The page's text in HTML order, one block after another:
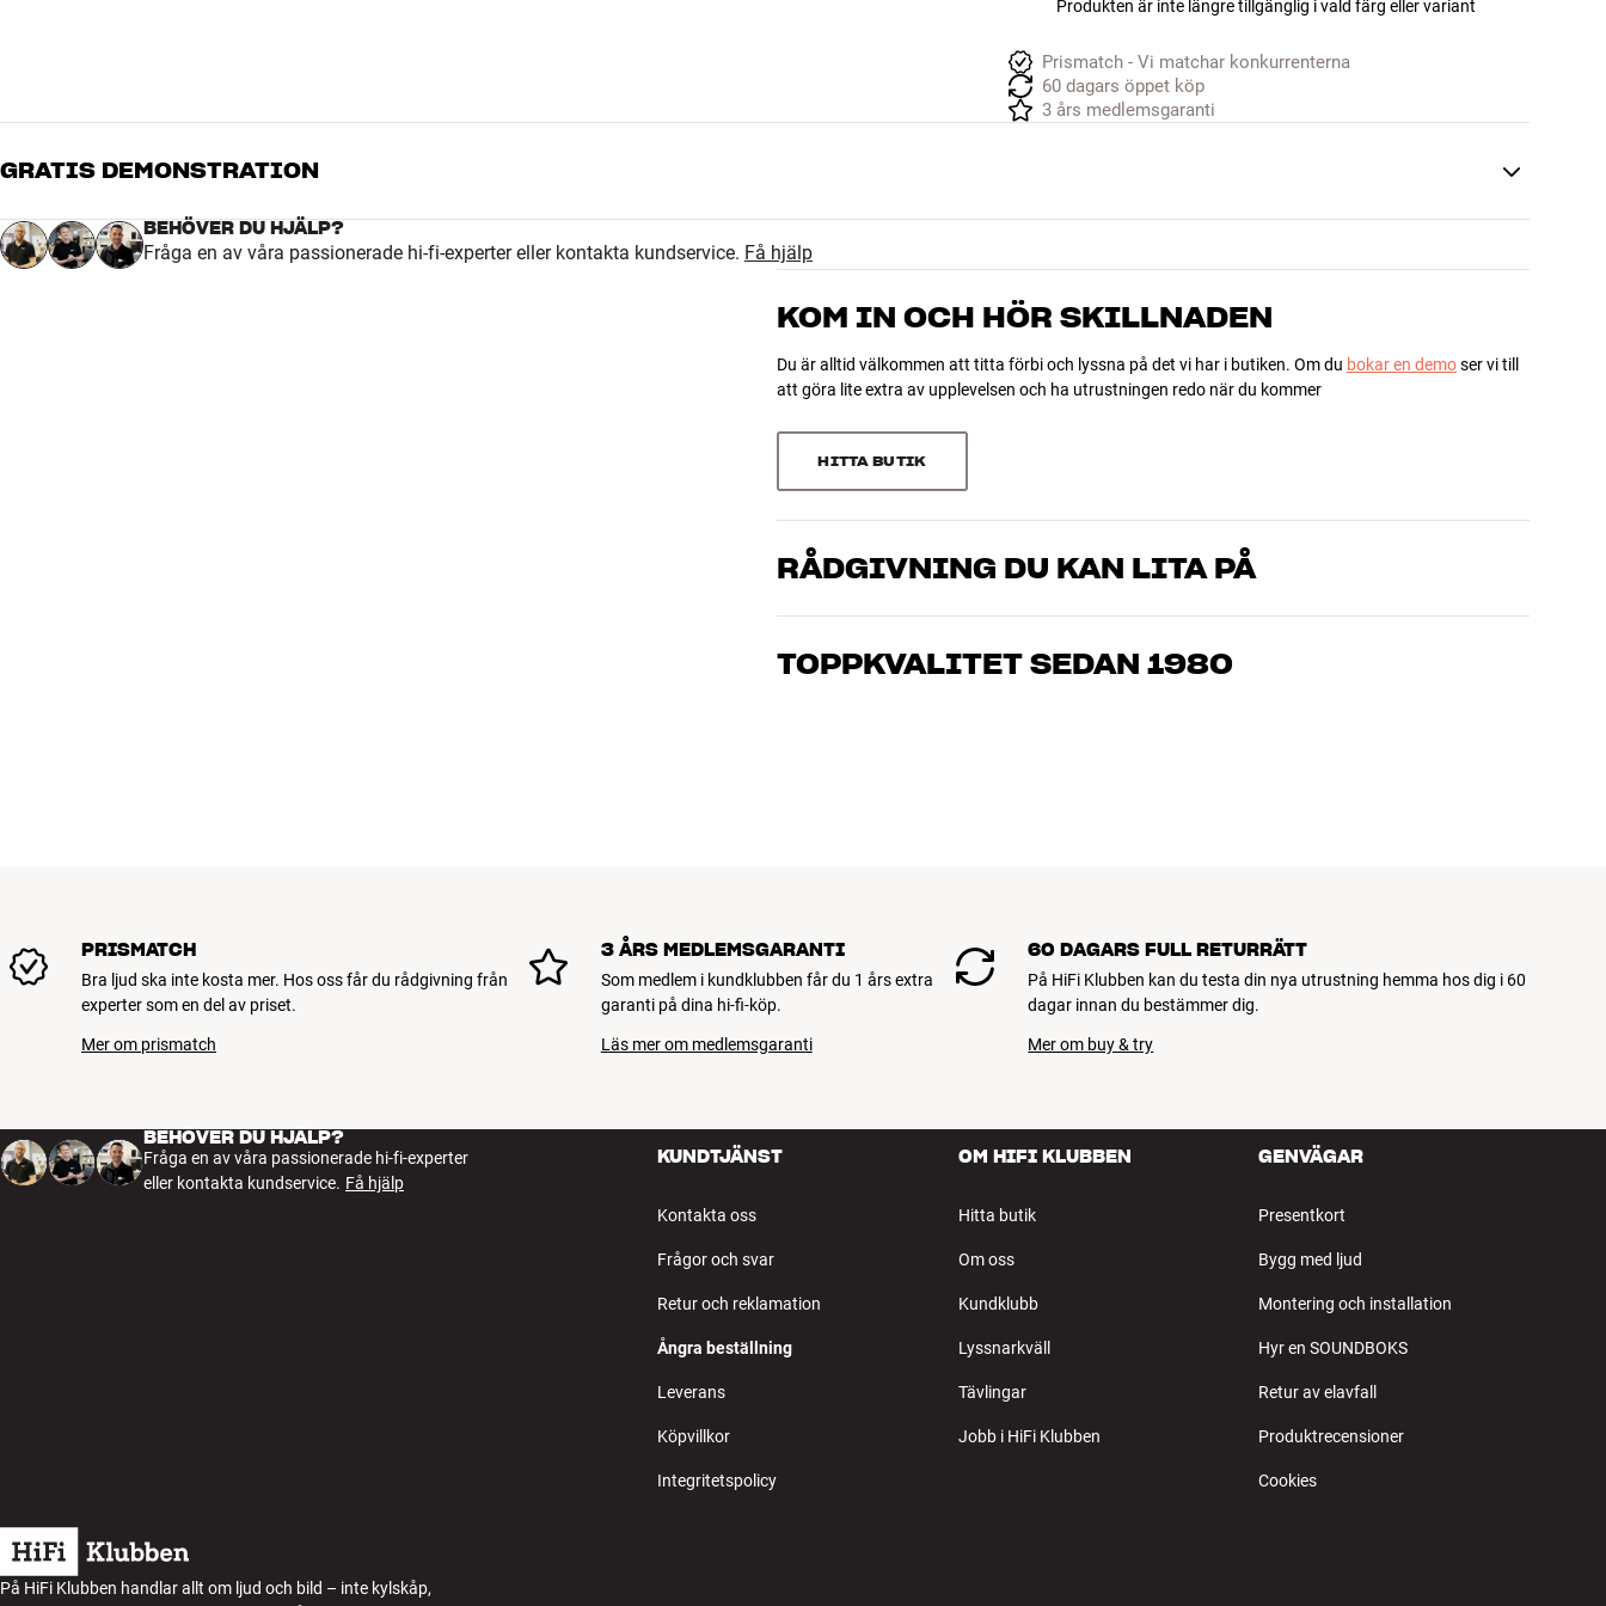
Produkten är inte längre tillgänglig i vald färg eller variant
Prismatch - Vi matchar konkurrenterna
60 dagars öppet köp
3 års medlemsgaranti
GRATIS DEMONSTRATION
BEHÖVER DU HJÄLP?
Fråga en av våra passionerade hi-fi-experter eller kontakta kundservice. Få hjälp
KOM IN OCH HÖR SKILLNADEN
Du är alltid välkommen att titta förbi och lyssna på det vi har i butiken. Om du bokar en demoser vi till
att göra lite extra av upplevelsen och ha utrustningen redo när du kommer
HITTA BUTIK
RÅDGIVNING DU KAN LITA PÅ
Våra medarbetare är riktiga entusiaster som kan produkterna och brinner för riktigt bra ljud – både till
just dig och din budget
TOPPKVALITET SEDAN 1980
PRISMATCH
Bra ljud ska inte kosta mer. Hos oss får du rådgivning från
experter som en del av priset.
Mer om prismatch
3 ÅRS MEDLEMSGARANTI
Som medlem i kundklubben får du 1 års extra
garanti på dina hi-fi-köp.
Läs mer om medlemsgaranti
60 DAGARS FULL RETURRÄTT
På HiFi Klubben kan du testa din nya utrustning hemma hos dig i 60
dagar innan du bestämmer dig.
Mer om buy & try
BEHÖVER DU HJÄLP?
Fråga en av våra passionerade hi-fi-experter
eller kontakta kundservice. Få hjälp
KUNDTJÄNST
Kontakta oss
Frågor och svar
Retur och reklamation
Ångra beställning
Leverans
Köpvillkor
Integritetspolicy
OM HIFI KLUBBEN
Hitta butik
Om oss
Kundklubb
Lyssnarkväll
Tävlingar
Jobb i HiFi Klubben
GENVÄGAR
Presentkort
Bygg med ljud
Montering och installation
Hyr en SOUNDBOKS
Retur av elavfall
Produktrecensioner
Cookies
På HiFi Klubben handlar allt om ljud och bild – inte kylskåp,